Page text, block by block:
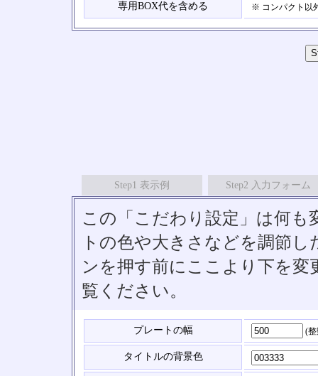
専用BOX代を含める
※ コンパクト以
Step1 表示例 Step2 入力フォーム
この「こだわり設定」は何
トの色や大きさなどを調節
ンを押す前にここより下を
覧ください。
プレートの幅 (
タイトルの背景色